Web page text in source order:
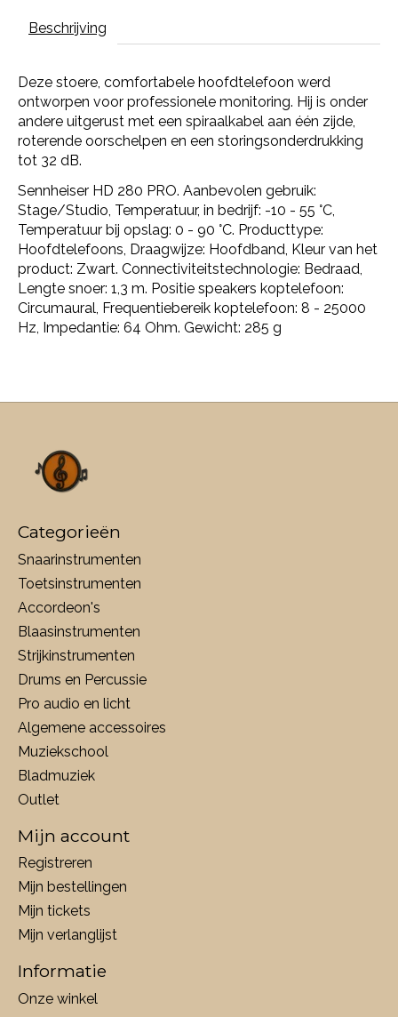
Beschrijving
Deze stoere, comfortabele hoofdtelefoon werd
ontworpen voor professionele monitoring. Hij is onder
andere uitgerust met een spiraalkabel aan één zijde,
roterende oorschelpen en een storingsonderdrukking
tot 32 dB.
Sennheiser HD 280 PRO. Aanbevolen gebruik:
Stage/Studio, Temperatuur, in bedrijf: -10 - 55 °C,
Temperatuur bij opslag: 0 - 90 °C. Producttype:
Hoofdtelefoons, Draagwijze: Hoofdband, Kleur van het
product: Zwart. Connectiviteitstechnologie: Bedraad,
Lengte snoer: 1,3 m. Positie speakers koptelefoon:
Circumaural, Frequentiebereik koptelefoon: 8 - 25000
Hz, Impedantie: 64 Ohm. Gewicht: 285 g
Categorieën
Snaarinstrumenten
Toetsinstrumenten
Accordeon's
Blaasinstrumenten
Strijkinstrumenten
Drums en Percussie
Pro audio en licht
Algemene accessoires
Muziekschool
Bladmuziek
Outlet
Mijn account
Registreren
Mijn bestellingen
Mijn tickets
Mijn verlanglijst
Informatie
Onze winkel